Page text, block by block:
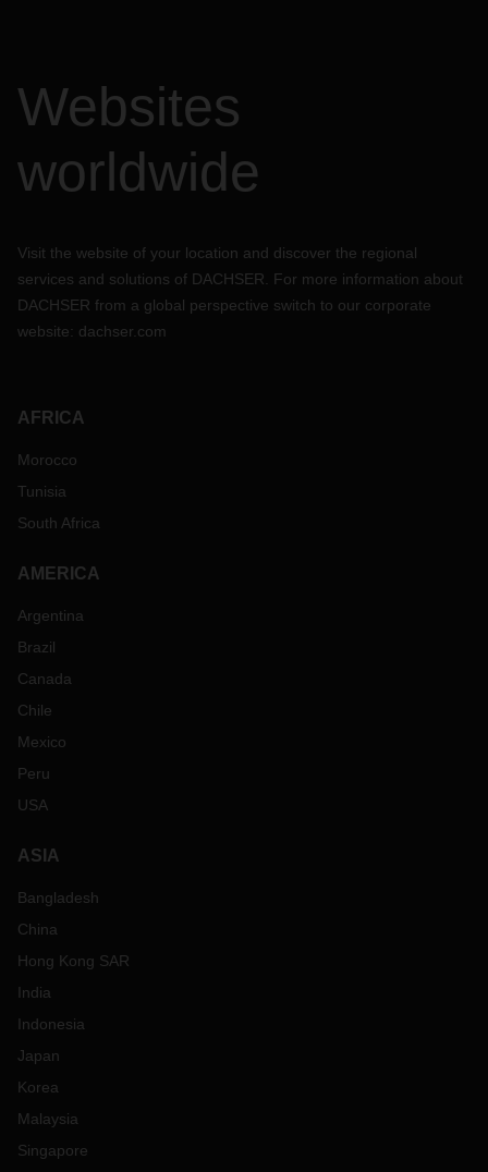
Websites
worldwide
Visit the website of your location and discover the regional
services and solutions of DACHSER. For more information about
DACHSER from a global perspective switch to our corporate
website: dachser.com
AFRICA
Morocco
Tunisia
South Africa
AMERICA
Argentina
Brazil
Canada
Chile
Mexico
Peru
USA
ASIA
Bangladesh
China
Hong Kong SAR
India
Indonesia
Japan
Korea
Malaysia
Singapore